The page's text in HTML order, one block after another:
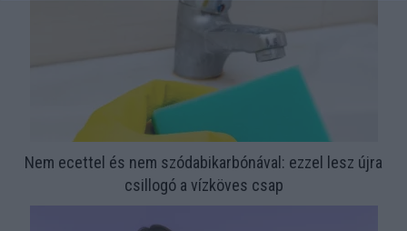
Nem ecettel és nem szódabikarbónával: ezzel lesz újra
csillogó a vízköves csap